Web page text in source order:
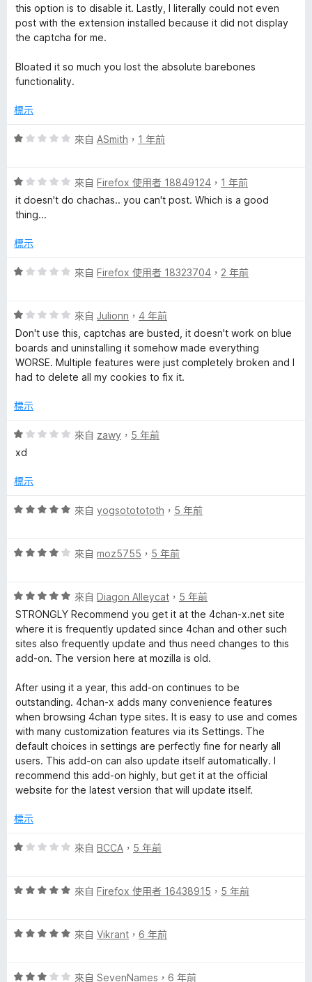
this option is to disable it. Lastly, I literally could not even
post with the extension installed because it did not display
the captcha for me.
Bloated it so much you lost the absolute barebones
functionality.
標示
評
分
，
滿
5
來自 ASmith ， 1 年前
評
價
1
，
分
來自 Firefox 使用者 18849124 ， 1 年前
it doesn't do chachas.. you can't post. Which is a good
thing...
標示
評
分
，
滿
分
5
來自 Firefox 使用者 18323704 ， 2 年前
評
價
1
分
，
分
分
來自 Julionn ， 4 年前
Don't use this, captchas are busted, it doesn't work on blue
boards and uninstalling it somehow made everything
WORSE. Multiple features were just completely broken and I
had to delete all my cookies to fix it.
標示
評
價
分
滿
分
來自 zawy ， 5 年前
xd
標示
評
分
分
5
分
來自 yogsototototh ， 5 年前
評
分
，
滿
分
5
來自 moz5755 ， 5 年前
評
價
5
分
，
分
5
分
來自 Diagon Alleycat ， 5 年前
STRONGLY Recommend you get it at the 4chan-x.net site
where it is frequently updated since 4chan and other such
sites also frequently update and thus need changes to this
add-on. The version here at mozilla is old.
After using it a year, this add-on continues to be
outstanding. 4chan-x adds many convenience features
when browsing 4chan type sites. It is easy to use and comes
with many customization features via its Settings. The
default choices in settings are perfectly fine for nearly all
users. This add-on can also update itself automatically. I
recommend this add-on highly, but get it at the official
website for the latest version that will update itself.
標示
評
分
分
來自 BCCA ， 5 年前
評
分
分
來自 Firefox 使用者 16438915 ， 5 年前
評
分
來自 Vikrant ， 6 年前
評 來自 SevenNames ， 6 年前